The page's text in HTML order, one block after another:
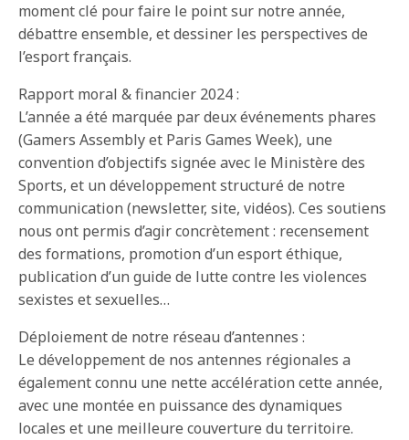
moment clé pour faire le point sur notre année,
débattre ensemble, et dessiner les perspectives de
l’esport français.
Rapport moral & financier 2024 :
L’année a été marquée par deux événements phares
(Gamers Assembly et Paris Games Week), une
convention d’objectifs signée avec le Ministère des
Sports, et un développement structuré de notre
communication (newsletter, site, vidéos). Ces soutiens
nous ont permis d’agir concrètement : recensement
des formations, promotion d’un esport éthique,
publication d’un guide de lutte contre les violences
sexistes et sexuelles…
Déploiement de notre réseau d’antennes :
Le développement de nos antennes régionales a
également connu une nette accélération cette année,
avec une montée en puissance des dynamiques
locales et une meilleure couverture du territoire.